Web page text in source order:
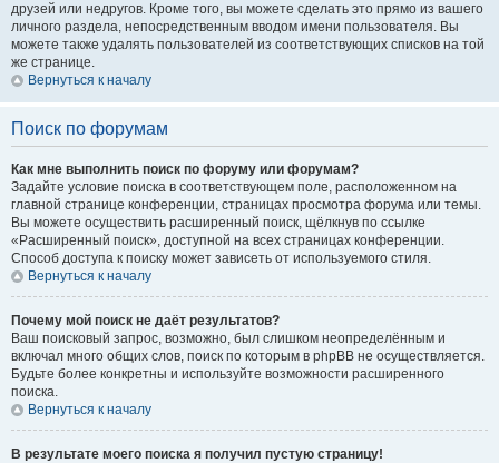
друзей или недругов. Кроме того, вы можете сделать это прямо из вашего
личного раздела, непосредственным вводом имени пользователя. Вы
можете также удалять пользователей из соответствующих списков на той
же странице.
Вернуться к началу
Поиск по форумам
Как мне выполнить поиск по форуму или форумам?
Задайте условие поиска в соответствующем поле, расположенном на
главной странице конференции, страницах просмотра форума или темы.
Вы можете осуществить расширенный поиск, щёлкнув по ссылке
«Расширенный поиск», доступной на всех страницах конференции.
Способ доступа к поиску может зависеть от используемого стиля.
Вернуться к началу
Почему мой поиск не даёт результатов?
Ваш поисковый запрос, возможно, был слишком неопределённым и
включал много общих слов, поиск по которым в phpBB не осуществляется.
Будьте более конкретны и используйте возможности расширенного
поиска.
Вернуться к началу
В результате моего поиска я получил пустую страницу!